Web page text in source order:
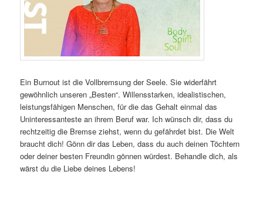
Ein Burnout ist die Vollbremsung der Seele. Sie widerfährt
gewöhnlich unseren „Besten“. Willensstarken, idealistischen,
leistungsfähigen Menschen, für die das Gehalt einmal das
Uninteressanteste an ihrem Beruf war. Ich wünsch dir, dass du
rechtzeitig die Bremse ziehst, wenn du gefährdet bist. Die Welt
braucht dich! Gönn dir das Leben, dass du auch deinen Töchtern
oder deiner besten Freundin gönnen würdest. Behandle dich, als
wärst du die Liebe deines Lebens!